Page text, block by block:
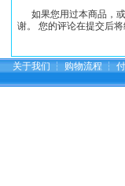
如果您用过本商品，或
谢。 您的评论在提交后
关于我们 ┆ 购物流程 ┆